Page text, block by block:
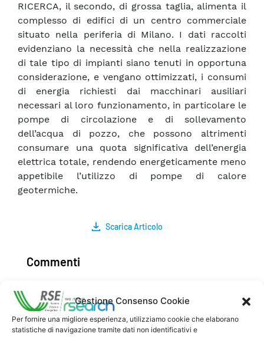
Gestione Consenso Cookie
Per fornire una migliore esperienza, utilizziamo cookie che elaborano
statistiche di navigazione tramite dati non identificativi e
RICERCA, il secondo, di grossa taglia, alimenta il
complesso di edifici di un centro commerciale
situato nella periferia di Milano. I dati raccolti
evidenziano la necessità che nella realizzazione
di tale tipo di impianti siano tenuti in opportuna
considerazione, e vengano ottimizzati, i consumi
di energia richiesti dai macchinari ausiliari
necessari al loro funzionamento, in particolare le
pompe di circolazione e di sollevamento
dell’acqua di pozzo, che possono altrimenti
consumare una quota significativa dell’energia
elettrica totale, rendendo energeticamente meno
appetibile l’utilizzo di pompe di calore
geotermiche.
Scarica Articolo
Commenti
Pubblica un commento